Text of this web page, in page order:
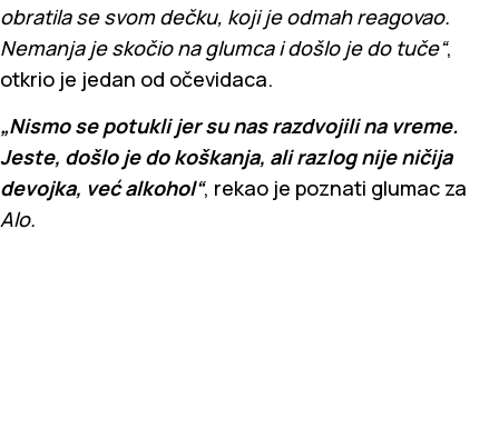
obratila se svom dečku, koji je odmah reagovao.
Nemanja je skočio na glumca i došlo je do tuče“,
otkrio je jedan od očevidaca.
„Nismo se potukli jer su nas razdvojili na vreme.
Jeste, došlo je do koškanja, ali razlog nije ničija
devojka, već alkohol“, rekao je poznati glumac za
Alo.